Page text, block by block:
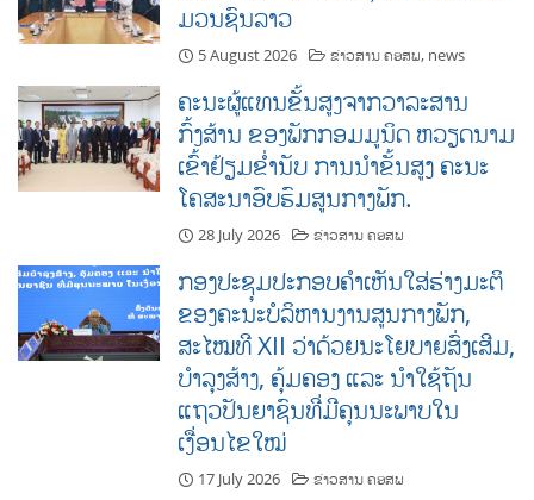
ມວນຊົນລາວ
5 August 2026 ຂ່າວສານ ຄອສພ, news
ຄະນະຜູ້ແທນຂັ້ນສູງຈາກວາລະສານ
ກົ້ງສ້ານ ຂອງພັກກອມມູນິດ ຫວຽດນາມ
ເຂົ້າຢ້ຽມຂໍ່ານັບ ການນໍາຂັ້ນສູງ ຄະນະ
ໂຄສະນາອົບຮົມສູນກາງພັກ.
28 July 2026 ຂ່າວສານ ຄອສພ
ກອງປະຊຸມ​ປະກອບຄໍາເຫັນໃສ່ຮ່າງມະຕິ
ຂອງຄະນະບໍລິຫານງານສູນກາງພັກ,
ສະໄໝທີ XII ວ່າດ້ວຍນະໂຍບາຍສົ່ງເສີມ,
ບໍາລຸງສ້າງ, ຄຸ້ມຄອງ ແລະ ນໍາໃຊ້ຖັນ
ແຖວປັນຍາຊົນທີ່ມີຄຸນນະພາບໃນ
ເງື່ອນໄຂໃໝ່
17 July 2026 ຂ່າວສານ ຄອສພ